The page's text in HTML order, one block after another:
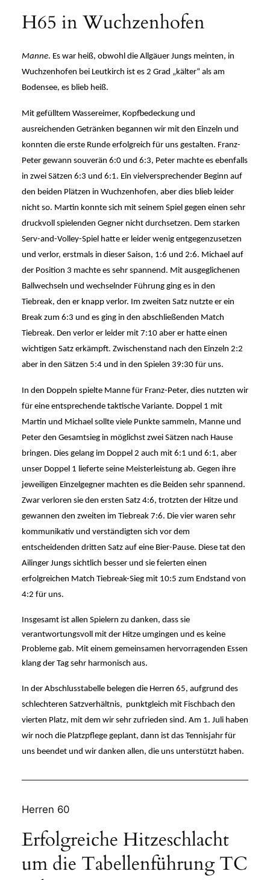
H65 in Wuchzenhofen
Manne. Es war heiß, obwohl die Allgäuer Jungs meinten, in
Wuchzenhofen bei Leutkirch ist es 2 Grad „kälter“ als am
Bodensee, es blieb heiß.
Mit gefülltem Wassereimer, Kopfbedeckung und
ausreichenden Getränken begannen wir mit den Einzeln und
konnten die erste Runde erfolgreich für uns gestalten. Franz-
Peter gewann souverän 6:0 und 6:3, Peter machte es ebenfalls
in zwei Sätzen 6:3 und 6:1. Ein vielversprechender Beginn auf
den beiden Plätzen in Wuchzenhofen, aber dies blieb leider
nicht so. Martin konnte sich mit seinem Spiel gegen einen sehr
druckvoll spielenden Gegner nicht durchsetzen. Dem starken
Serv-and-Volley-Spiel hatte er leider wenig entgegenzusetzen
und verlor, erstmals in dieser Saison, 1:6 und 2:6. Michael auf
der Position 3 machte es sehr spannend. Mit ausgeglichenen
Ballwechseln und wechselnder Führung ging es in den
Tiebreak, den er knapp verlor. Im zweiten Satz nutzte er ein
Break zum 6:3 und es ging in den abschließenden Match
Tiebreak. Den verlor er leider mit 7:10 aber er hatte einen
wichtigen Satz erkämpft. Zwischenstand nach den Einzeln 2:2
aber in den Sätzen 5:4 und in den Spielen 39:30 für uns.
In den Doppeln spielte Manne für Franz-Peter, dies nutzten wir
für eine entsprechende taktische Variante. Doppel 1 mit
Martin und Michael sollte viele Punkte sammeln, Manne und
Peter den Gesamtsieg in möglichst zwei Sätzen nach Hause
bringen. Dies gelang im Doppel 2 auch mit 6:1 und 6:1, aber
unser Doppel 1 lieferte seine Meisterleistung ab. Gegen ihre
jeweiligen Einzelgegner machten es die Beiden sehr spannend.
Zwar verloren sie den ersten Satz 4:6, trotzten der Hitze und
gewannen den zweiten im Tiebreak 7:6. Die vier waren sehr
kommunikativ und verständigten sich vor dem
entscheidenden dritten Satz auf eine Bier-Pause. Diese tat den
Ailinger Jungs sichtlich besser und sie feierten einen
erfolgreichen Match Tiebreak-Sieg mit 10:5 zum Endstand von
4:2 für uns.
Insgesamt ist allen Spielern zu danken, dass sie
verantwortungsvoll mit der Hitze umgingen und es keine
Probleme gab. Mit einem gemeinsamen hervorragenden Essen
klang der Tag sehr harmonisch aus.
In der Abschlusstabelle belegen die Herren 65, aufgrund des
schlechteren Satzverhältnis,  punktgleich mit Fischbach den
vierten Platz, mit dem wir sehr zufrieden sind. Am 1. Juli haben
wir noch die Platzpflege geplant, dann ist das Tennisjahr für
uns beendet und wir danken allen, die uns unterstützt haben.
Herren 60
Erfolgreiche Hitzeschlacht
um die Tabellenführung TC